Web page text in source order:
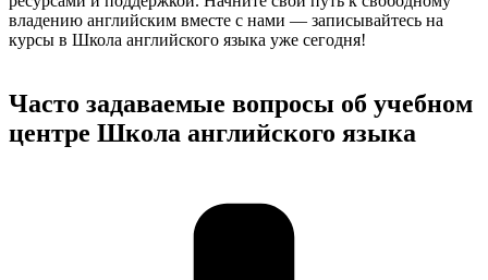
владению английским вместе с нами — записывайтесь на
курсы в Школа английского языка уже сегодня!
Часто задаваемые вопросы об учебном
центре Школа английского языка